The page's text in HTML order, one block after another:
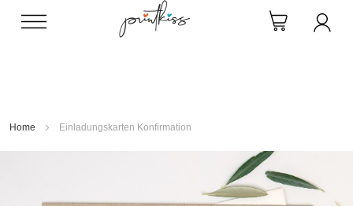
Home Einladungskarten Konfirmation